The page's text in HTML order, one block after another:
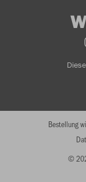
©
Bestellung